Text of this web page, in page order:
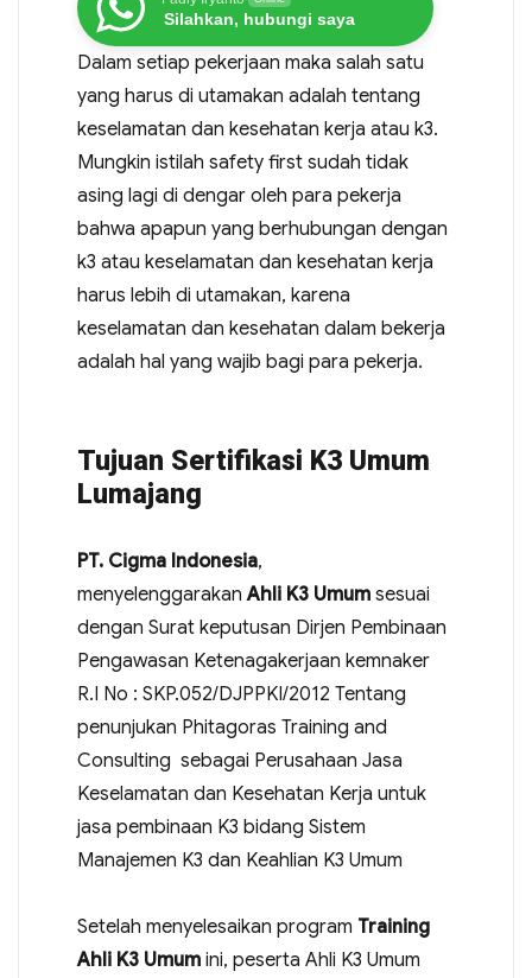
Silahkan, hubungi saya
Dalam setiap pekerjaan maka salah satu
yang harus di utamakan adalah tentang
keselamatan dan kesehatan kerja atau k3.
Mungkin istilah safety first sudah tidak
asing lagi di dengar oleh para pekerja
bahwa apapun yang berhubungan dengan
k3 atau keselamatan dan kesehatan kerja
harus lebih di utamakan, karena
keselamatan dan kesehatan dalam bekerja
adalah hal yang wajib bagi para pekerja.
Tujuan Sertifikasi K3 Umum
Lumajang
PT. Cigma Indonesia,
menyelenggarakanAhli K3 Umumsesuai
dengan Surat keputusan Dirjen Pembinaan
Pengawasan Ketenagakerjaan kemnaker
R.I No : SKP.052/DJPPKI/2012 Tentang
penunjukan Phitagoras Training and
Consulting sebagai Perusahaan Jasa
Keselamatan dan Kesehatan Kerja untuk
jasa pembinaan K3 bidang Sistem
Manajemen K3 dan Keahlian K3 Umum
Setelah menyelesaikan program Training
Ahli K3 Umumini, peserta Ahli K3 Umum